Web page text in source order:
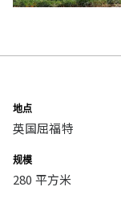
地点
英国屈福特
规模
280 平方米